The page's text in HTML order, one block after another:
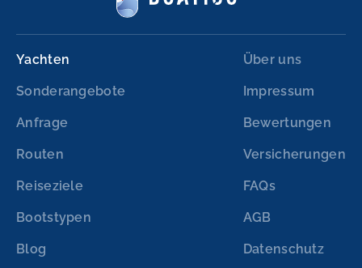
Yachten
Sonderangebote
Anfrage
Routen
Reiseziele
Bootstypen
Blog
Über uns
Impressum
Bewertungen
Versicherungen
FAQs
AGB
Datenschutz